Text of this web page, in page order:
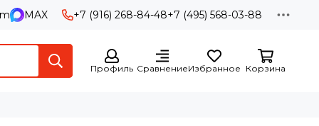
MAX +7 (916) 268-84-48+7 (495) 568-03-88
Профиль СравнениеИзбранное Корзина